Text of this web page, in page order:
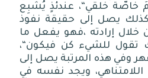
خاصّة خلقي“، عندئذٍ يُشبِع
يصل إلى حقيقة نفوذ
خلال إرادته ،فهو يفعل ما
تقول للشيء كن فيكون“،
وفي هذه المرتبة يصل إلى
ويجد نفسه في